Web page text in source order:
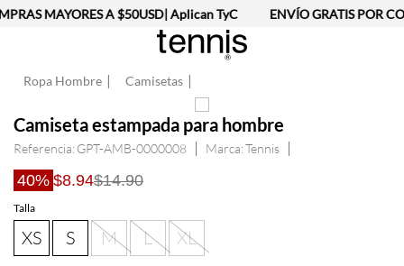
MAYORES A $50USD| Aplican TyC ENVÍO GRATIS POR
Ropa Hombre Camisetas
Camiseta estampada para hombre
Referencia: GPT-AMB-0000008 Tennis
40% $8.94$14.90
Talla
XS S M L XL